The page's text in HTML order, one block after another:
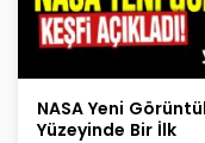
NASA Yeni
Yüzeyinde Bir İlk